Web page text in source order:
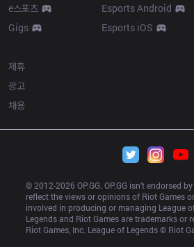
e스포츠
Gigs
Esports Android
Esports iOS
제휴
광고
채용
© 2012-2026 OP.GG. OP.GG isn’t endorsed
reflect the views or opinions of Riot Games
involved in producing or managing League
Legends and Riot Games are trademarks or
Riot Games, Inc. League of Legends © Riot